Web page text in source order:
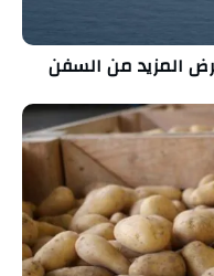
المزيد من السفن